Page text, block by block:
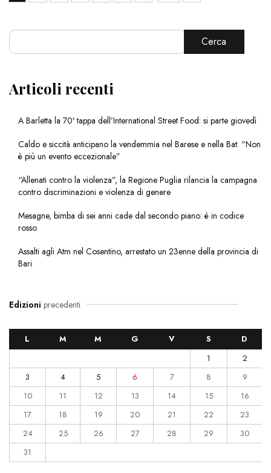
Cerca
Articoli recenti
A Barletta la 70ª tappa dell’International Street Food: si parte giovedì
Caldo e siccità anticipano la vendemmia nel Barese e nella Bat: “Non
è più un evento eccezionale”
“Allenati contro la violenza”, la Regione Puglia rilancia la campagna
contro discriminazioni e violenza di genere
Mesagne, bimba di sei anni cade dal secondo piano: è in codice
rosso
Assalti agli Atm nel Cosentino, arrestato un 23enne della provincia di
Bari
Edizioni precedenti
L M M G V S
D
1
2
3
4 5 6 7 8
9
10
11 12 13 14 15
16
17
18 19 20 21 22
23
24
25 26 27 28 29
30
31